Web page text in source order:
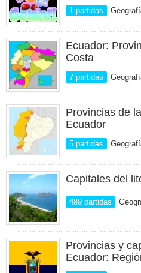
1 partidas
Ecuador:
Costa
7 partidas
Provincias de
Ecuador
5 partidas
Capitales del
489 partidas
Provincias y
Ecuador: